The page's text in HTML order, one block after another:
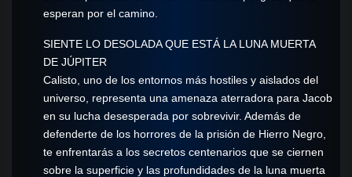
esperan por el camino.
SIENTE LO DESOLADA QUE ESTÁ LA LUNA MUERTA
DE JÚPITER
Calisto, uno de los entornos más hostiles y aislados del
universo, representa una amenaza aterradora para Jacob
en su lucha desesperada por sobrevivir. Además de
defenderte de los horrores de la prisión de Hierro Negro,
te enfrentarás a los secretos centenarios que se ciernen
sobre la superficie y las profundidades de la luna muerta